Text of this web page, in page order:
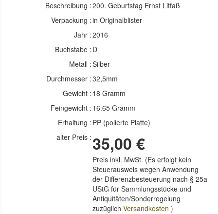
Beschreibung :200. Geburtstag Ernst Litfaß
Verpackung :in Originalblister
Jahr :2016
Buchstabe : D
Metall :Silber
Durchmesser :32,5mm
Gewicht : 18 Gramm
Feingewicht : 16.65 Gramm
Erhaltung : PP (polierte Platte)
alter Preis : 35,00 €
Preis inkl. MwSt. (Es erfolgt kein
Steuerausweis wegen Anwendung
der Differenzbesteuerung nach § 25a
UStG für Sammlungsstücke und
Antiquitäten/Sonderregelung
zuzüglichVersandkosten )